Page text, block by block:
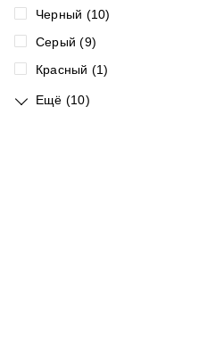
Черный (10)
Серый (9)
Красный (1)
Ещё (10)